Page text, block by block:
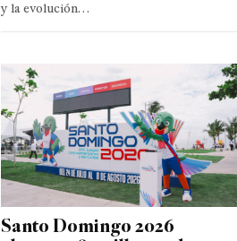
y la evolución…
Santo Domingo 2026